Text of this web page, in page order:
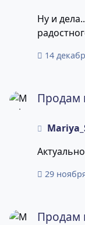
Ну и
14
Продам
29
Продам